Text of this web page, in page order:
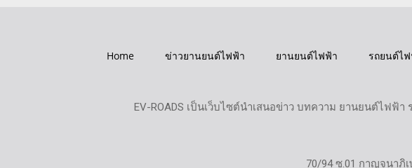
Home ข่าวยานยนต์ไฟฟ้า ยานยนต์ไฟฟ้า รถยนต์ไ
EV-ROADS เป็นเว็บไซต์นำเสนอข่าว บทความ ยานยนต์ไฟ
70/94 ซ.01 กาญจนาภิ